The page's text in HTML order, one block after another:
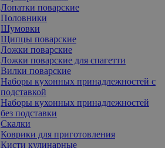
Лопатки поварские
Половники
Шумовки
Щипцы поварские
Ложки поварские
Ложки поварские для спагетти
Вилки поварские
Наборы кухонных принадлежностей с
подставкой
Наборы кухонных принадлежностей
без подставки
Скалки
Коврики для приготовления
Кисти кулинарные